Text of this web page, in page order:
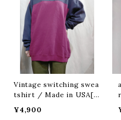
Vintage switching swea
tshirt / Made in USA[ff
スウェットシャツ
¥4,900